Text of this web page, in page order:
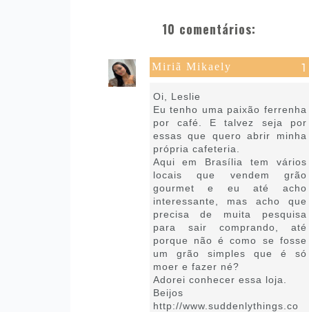
10 comentários:
Miriã Mikaely
Oi, Leslie
Eu tenho uma paixão ferrenha
por café. E talvez seja por
essas que quero abrir minha
própria cafeteria.
Aqui em Brasília tem vários
locais que vendem grão
gourmet e eu até acho
interessante, mas acho que
precisa de muita pesquisa
para sair comprando, até
porque não é como se fosse
um grão simples que é só
moer e fazer né?
Adorei conhecer essa loja.
Beijos
http://www.suddenlythings.co